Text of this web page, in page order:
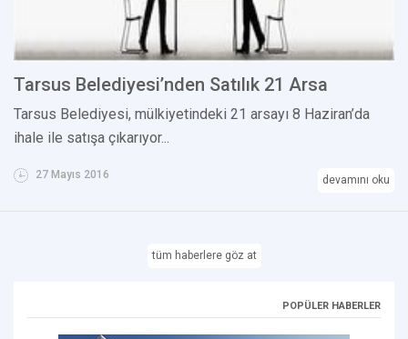
Tarsus Belediyesi’nden Satılık 21 Arsa
Tarsus Belediyesi, mülkiyetindeki 21 arsayı 8 Haziran’da
ihale ile satışa çıkarıyor...
27 Mayıs 2016 devamını oku
tüm haberlere göz at
POPÜLER HABERLER